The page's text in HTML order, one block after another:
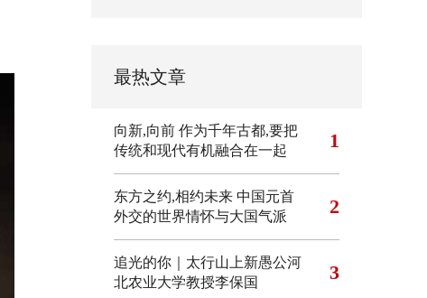
最热文章
向新,向前 作为千年古都,要把
传统和现代有机融合在一起
1
东方之约,相约未来 中国元首
外交的世界情怀与大国气派
2
追光的你｜太行山上新愚公河
北农业大学教授李保国
3